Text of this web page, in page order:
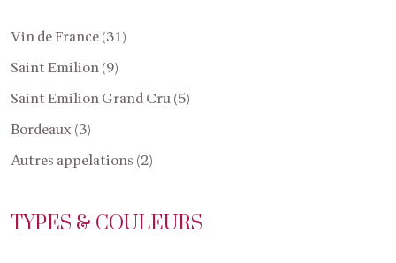
Vin de France (31)
Saint Emilion (9)
Saint Emilion Grand Cru (5)
Bordeaux (3)
Autres appelations (2)
TYPES & COULEURS